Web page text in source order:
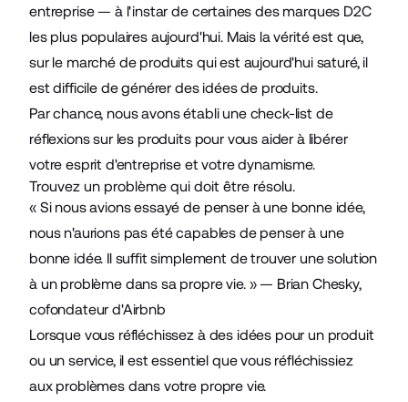
entreprise — à l'instar de certaines des marques D2C
les plus populaires aujourd'hui. Mais la vérité est que,
sur le marché de produits qui est aujourd'hui saturé, il
est difficile de générer des idées de produits.
Par chance, nous avons établi une check-list de
réflexions sur les produits pour vous aider à libérer
votre esprit d'entreprise et votre dynamisme.
Trouvez un problème qui doit être résolu.
« Si nous avions essayé de penser à une bonne idée,
nous n'aurions pas été capables de penser à une
bonne idée. Il suffit simplement de trouver une solution
à un problème dans sa propre vie. » — Brian Chesky,
cofondateur d'Airbnb
Lorsque vous réfléchissez à des idées pour un produit
ou un service, il est essentiel que vous réfléchissiez
aux problèmes dans votre propre vie.